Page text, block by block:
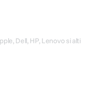
Dell, HP, Lenovo si alti